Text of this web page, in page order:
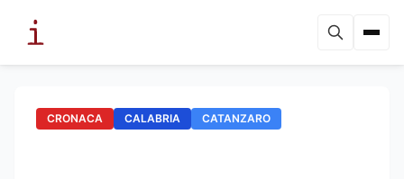
CRONACA CALABRIA CATANZARO